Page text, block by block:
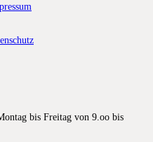
bis Freitag von 9.oo bis